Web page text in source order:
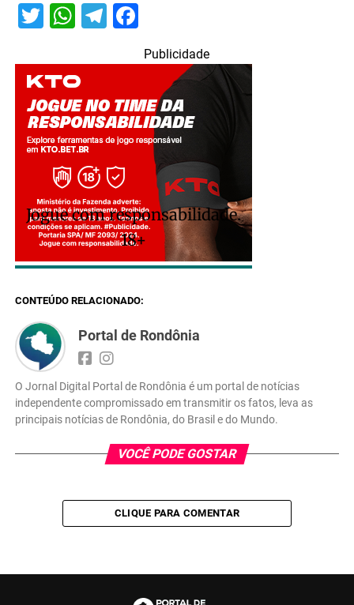
Twitter
WhatsApp
Telegram
Facebook
Publicidade
Jogue com responsabilidade.
18+
CONTEÚDO RELACIONADO:
Portal de Rondônia
O Jornal Digital Portal de Rondônia é um portal de notícias
independente compromissado em transmitir os fatos, leva as
principais notícias de Rondônia, do Brasil e do Mundo.
VOCÊ PODE GOSTAR
CLIQUE PARA COMENTAR